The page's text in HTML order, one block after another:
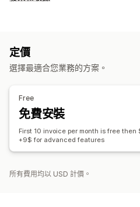
定價
選擇最適合您業務的方案。
Free
免費安裝
First 10 invoice per month is free then
+9$ for advanced features
所有費用均以 USD 計價。